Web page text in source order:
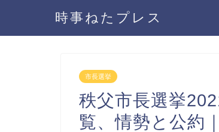
時事ねたプレス
市長選挙
秩父市長選挙
覧、情勢と公約